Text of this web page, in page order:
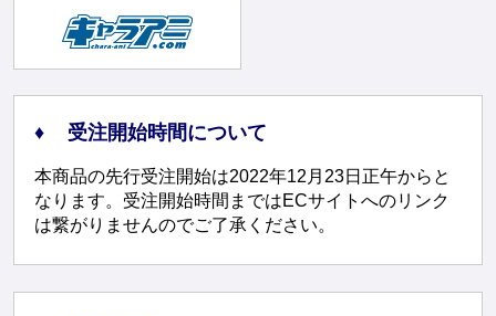
受注開始時間について
本商品の先行受注開始は2022年12月23日正午からと
なります。受注開始時間まではECサイトへのリンク
は繋がりませんのでご了承ください。